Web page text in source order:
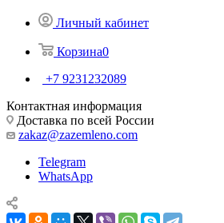
Личный кабинет
Корзина0
+7 9231232089
Контактная информация
Доставка по всей России
zakaz@zazemleno.com
Telegram
WhatsApp